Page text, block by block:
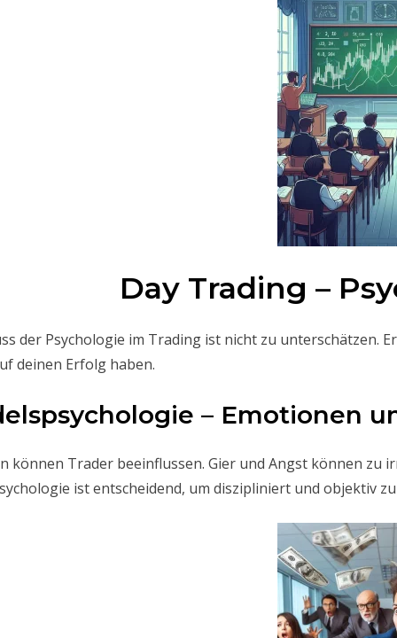
Day Trading –
der Psychologie im Trading ist nicht zu unterschätzen.
deinen Erfolg haben.
– Emotionen
können Trader beeinflussen. Gier und Angst können zu
ist entscheidend, um diszipliniert und objektiv